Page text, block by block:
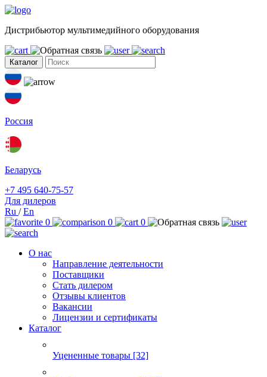
Дистрибьютор мультимедийного оборудования
Каталог
Россия
Беларусь
+7 495 640-75-57
Для дилеров
Ru /En
0
0 0
О нас
Направление деятельности
Поставщики
Стать дилером
Отзывы клиентов
Вакансии
Лицензии и сертификаты
Каталог
Уцененные товары [32]